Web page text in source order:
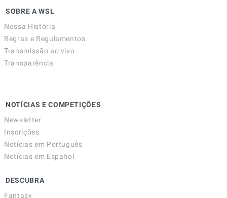
SOBRE A WSL
Nossa História
Regras e Regulamentos
Transmissão ao vivo
Transparência
NOTÍCIAS E COMPETIÇÕES
Newsletter
Inscrições
Notícias em Português
Notícias em Español
DESCUBRA
Fantasy